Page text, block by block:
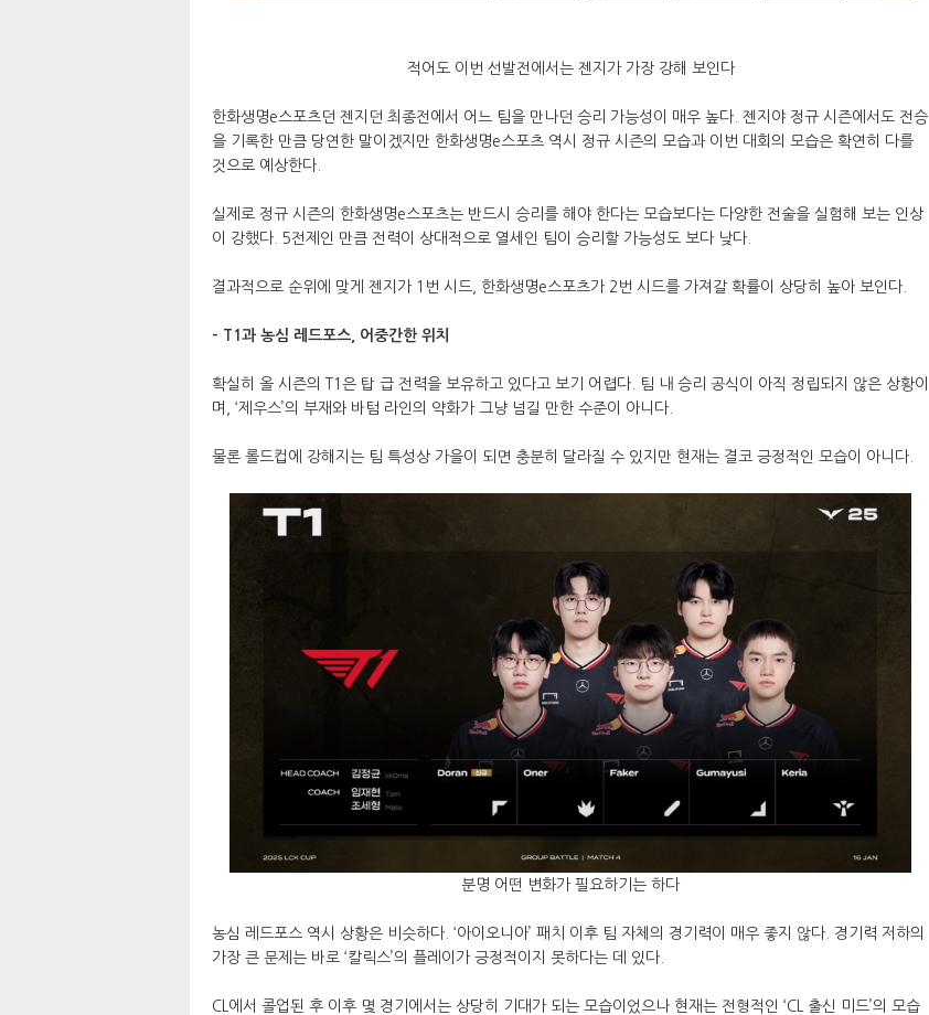
적어도 이번 선발전에서는 젠지가 가장 강해 보인다
한화생명e스포츠던 젠지던 최종전에서 어느 팀을 만나던 승리 가능성이 매우 높다. 젠지야 정규 시즌에서도 전승
을 기록한 만큼 당연한 말이겠지만 한화생명e스포츠 역시 정규 시즌의 모습과 이번 대회의 모습은 확연히 다를
것으로 예상한다.
실제로 정규 시즌의 한화생명e스포츠는 반드시 승리를 해야 한다는 모습보다는 다양한 전술을 실험해 보는 인상
이 강했다. 5전제인 만큼 전력이 상대적으로 열세인 팀이 승리할 가능성도 보다 낮다.
결과적으로 순위에 맞게 젠지가 1번 시드, 한화생명e스포츠가 2번 시드를 가져갈 확률이 상당히 높아 보인다.
- T1과 농심 레드포스, 어중간한 위치
확실히 올 시즌의 T1은 탑 급 전력을 보유하고 있다고 보기 어렵다. 팀 내 승리 공식이 아직 정립되지 않은 상황이
며, ‘제우스’의 부재와 바텀 라인의 약화가 그냥 넘길 만한 수준이 아니다.
물론 롤드컵에 강해지는 팀 특성상 가을이 되면 충분히 달라질 수 있지만 현재는 결코 긍정적인 모습이 아니다.
분명 어떤 변화가 필요하기는 하다
농심 레드포스 역시 상황은 비슷하다. ‘아이오니아’ 패치 이후 팀 자체의 경기력이 매우 좋지 않다. 경기력 저하의
가장 큰 문제는 바로 ‘칼릭스’의 플레이가 긍정적이지 못하다는 데 있다.
CL에서 콜업된 후 이후 몇 경기에서는 상당히 기대가 되는 모습이었으나 현재는 전형적인 ‘CL 출신 미드’의 모습